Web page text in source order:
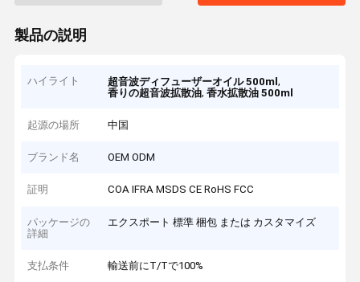
製品の説明
ハイライト 超音波ディフューザーオイル 500ml,
香りの超音波拡散油,香水拡散油 500ml
起源の場所 中国
ブランド名 OEM ODM
証明 COA IFRA MSDS CE RoHS FCC
パッケージの
詳細
エクスポート 標準 梱包 または カスタマイズ
支払条件 輸送前にT/Tで100%